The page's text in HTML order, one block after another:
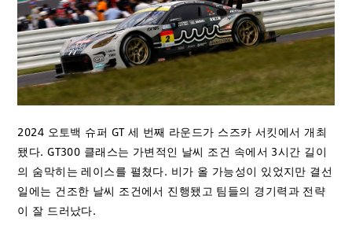
2024 오토백 슈퍼 GT 세 번째 라운드가 스즈카 서킷에서 개최
됐다. GT300 클래스는 가변적인 날씨 조건 속에서 3시간 길이
의 숨막히는 레이스를 펼쳤다. 비가 올 가능성이 있었지만 결선
일에는 건조한 날씨 조건에서 진행됐고 팀들의 경기력과 전략
이 잘 드러났다.